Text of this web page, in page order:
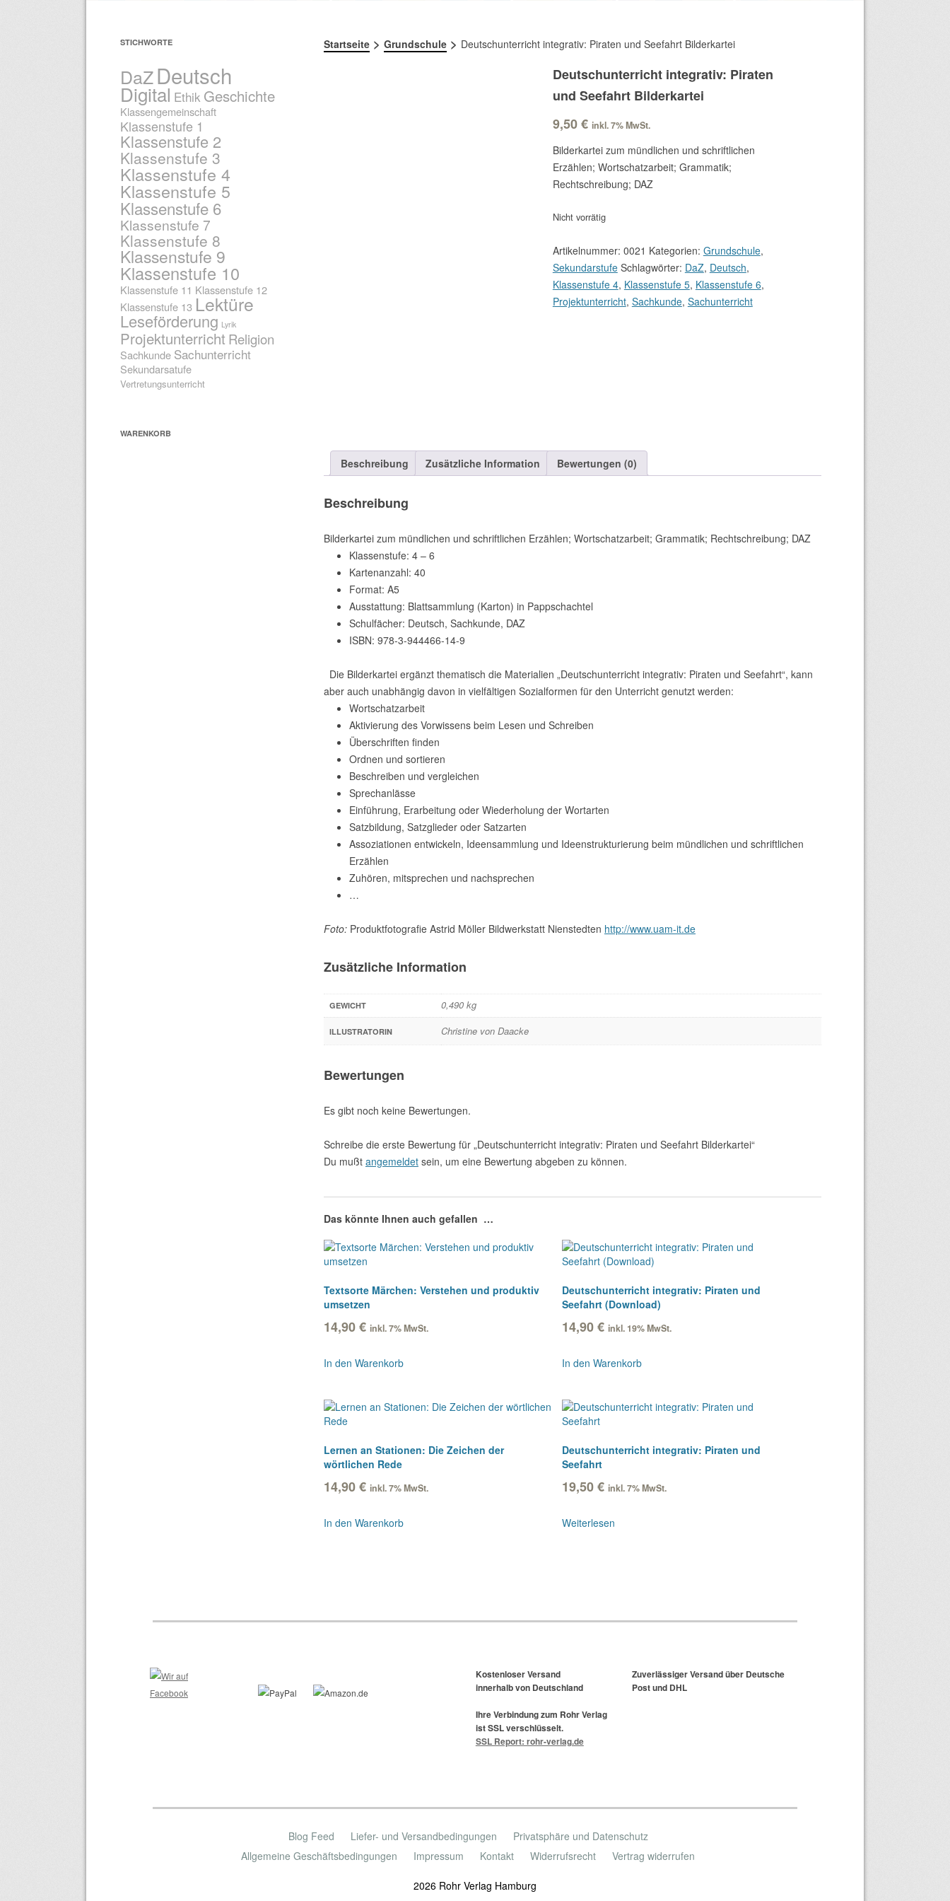
Startseite > Grundschule > Deutschunterricht integrativ: Piraten und Seefahrt Bilderkartei
Deutschunterricht integrativ: Piraten
und Seefahrt Bilderkartei
9,50€ inkl. 7% MwSt.
Bilderkartei zum mündlichen und schriftlichen
Erzählen; Wortschatzarbeit; Grammatik;
Rechtschreibung; DAZ
Nicht vorrätig
Artikelnummer: 0021 Kategorien: Grundschule,
Sekundarstufe Schlagwörter: DaZ, Deutsch,
Klassenstufe 4, Klassenstufe 5, Klassenstufe 6,
Projektunterricht, Sachkunde, Sachunterricht
Beschreibung Zusätzliche Information Bewertungen (0)
Beschreibung
Bilderkartei zum mündlichen und schriftlichen Erzählen; Wortschatzarbeit; Grammatik; Rechtschreibung; DAZ
Klassenstufe: 4 – 6
Kartenanzahl: 40
Format: A5
Ausstattung: Blattsammlung (Karton) in Pappschachtel
Schulfächer: Deutsch, Sachkunde, DAZ
ISBN: 978-3-944466-14-9
Die Bilderkartei ergänzt thematisch die Materialien „Deutschunterricht integrativ: Piraten und Seefahrt“, kann
aber auch unabhängig davon in vielfältigen Sozialformen für den Unterricht genutzt werden:
Wortschatzarbeit
Aktivierung des Vorwissens beim Lesen und Schreiben
Überschriften finden
Ordnen und sortieren
Beschreiben und vergleichen
Sprechanlässe
Einführung, Erarbeitung oder Wiederholung der Wortarten
Satzbildung, Satzglieder oder Satzarten
Assoziationen entwickeln, Ideensammlung und Ideenstrukturierung beim mündlichen und schriftlichen
Erzählen
Zuhören, mitsprechen und nachsprechen
…
Foto: Produktfotografie Astrid Möller Bildwerkstatt Nienstedten http://www.uam-it.de
Zusätzliche Information
GEWICHT 0,490 kg
ILLUSTRATORIN Christine von Daacke
Bewertungen
Es gibt noch keine Bewertungen.
Schreibe die erste Bewertung für „Deutschunterricht integrativ: Piraten und Seefahrt Bilderkartei“
Du mußt angemeldet sein, um eine Bewertung abgeben zu können.
Das könnte Ihnen auch gefallen …
Textsorte Märchen: Verstehen und produktiv
umsetzen
14,90€ inkl. 7% MwSt.
In den Warenkorb
Deutschunterricht integrativ: Piraten und
Seefahrt (Download)
14,90€ inkl. 19% MwSt.
In den Warenkorb
Lernen an Stationen: Die Zeichen der
wörtlichen Rede
14,90€ inkl. 7% MwSt.
In den Warenkorb
Deutschunterricht integrativ: Piraten und
Seefahrt
19,50€ inkl. 7% MwSt.
Weiterlesen
STICHWORTE
DaZDeutsch
Digital Ethik Geschichte
Klassengemeinschaft
Klassenstufe 1
Klassenstufe 2
Klassenstufe 3
Klassenstufe 4
Klassenstufe 5
Klassenstufe 6
Klassenstufe 7
Klassenstufe 8
Klassenstufe 9
Klassenstufe 10
Klassenstufe 11 Klassenstufe 12
Klassenstufe 13 Lektüre
Leseförderung Lyrik
Projektunterricht Religion
Sachkunde Sachunterricht
Sekundarsatufe
Vertretungsunterricht
WARENKORB
Kostenloser Versand
innerhalb von Deutschland
Ihre Verbindung zum Rohr Verlag
ist SSL verschlüsselt.
SSL Report: rohr-verlag.de
Zuverlässiger Versand über Deutsche
Post und DHL
Blog Feed Liefer- und Versandbedingungen
Privatsphäre und Datenschutz
Allgemeine Geschäftsbedingungen
Impressum Kontakt Widerrufsrecht Vertrag widerrufen
2026 Rohr Verlag Hamburg